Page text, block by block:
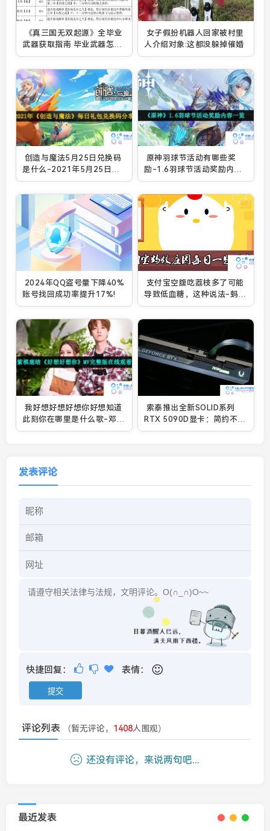
《真三国无双起源》全毕业
武器获取指南 毕业武器怎么
拿
女子假扮机器人回家被村里
人介绍对象:这都没躲掉催婚
创造与魔法5月25日兑换码
是什么-2021年5月25日礼
包兑换码领取
原神羽球节活动有哪些奖
励-1.6羽球节活动奖励内容
一览
2024年QQ盗号量下降40%
账号找回成功率提升17%!
支付宝空腹吃荔枝多了可能
导致低血糖，这种说法-蚂蚁
庄园2021年5月23日每日一
题答案
我好想好想好想你好想知道
此刻你在哪里是什么歌-邓紫
棋鹿晗好想好想你MV在线观
索泰推出全新SOLID系列
RTX 5090D显卡：简约不简
单的立体美
发表评论
快捷回复： 表情：
评论列表 （暂无评论， 1408人围观）
还没有评论，来说两句吧...
最近发表